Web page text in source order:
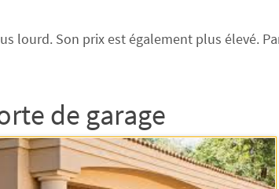
lourd. Son prix est également plus élevé.
de garage